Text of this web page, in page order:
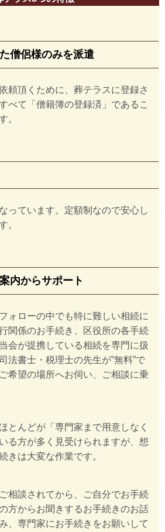
僧侶様のみを派遣
頼頂くために、葬テラスに登録さ
べて「僧籍簿の登録済」であるこ
。
っています。定額制なので安心し
。
内からサポート
ォローの中でも特に難しい相続に
関係のお手続き、区役所の各手続
会が提携している相続を専門に扱
法書士・税理士の先生が”無料”で
希望の場所へお伺い、ご相談に乗
とんどが「専門家まで用意しなく
る方が多く見受けられますが、想
きは大変な作業です。
相談されてから、ご自分でお手続
方からお聞きするお手続きのお話
、専門家にお手続きをお願いして